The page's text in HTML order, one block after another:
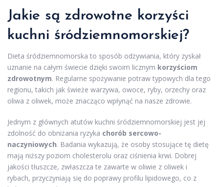
Jakie są zdrowotne korzyści
kuchni śródziemnomorskiej?
Dieta śródziemnomorska to sposób odżywiania, który zyskał
uznanie na całym świecie dzięki swoim licznym korzyściom
zdrowotnym. Regularne spożywanie potraw typowych dla tego
regionu, takich jak świeże warzywa, owoce, ryby, orzechy oraz
oliwa z oliwek, może znacząco wpłynąć na nasze zdrowie.
Jednym z głównych atutów kuchni śródziemnomorskiej jest jej
zdolność do obniżania ryzyka chorób sercowo-
naczyniowych. Badania wykazują, że osoby stosujące tę dietę
mają niższy poziom cholesterolu oraz ciśnienia krwi. Dobrej
jakości tłuszcze, zwłaszcza te zawarte w oliwie z oliwek i
rybach, przyczyniają się do poprawy profilu lipidowego, co z